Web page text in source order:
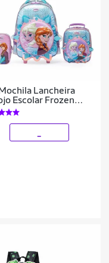
Lancheira
Escolar Frozen
Disney